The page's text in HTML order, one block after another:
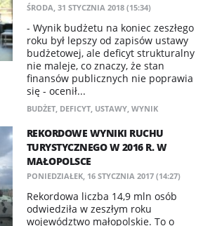
ŚRODA, 31 STYCZNIA 2018 (15:34)
- Wynik budżetu na koniec zeszłego
roku był lepszy od zapisów ustawy
budżetowej, ale deficyt strukturalny
nie maleje, co znaczy, że stan
finansów publicznych nie poprawia
się - ocenił...
BUDŻET, DEFICYT, USTAWY, WYNIK
REKORDOWE WYNIKI RUCHU
TURYSTYCZNEGO W 2016 R. W
MAŁOPOLSCE
PONIEDZIAŁEK, 16 STYCZNIA 2017 (14:27)
Rekordowa liczba 14,9 mln osób
odwiedziła w zeszłym roku
województwo małopolskie. To o